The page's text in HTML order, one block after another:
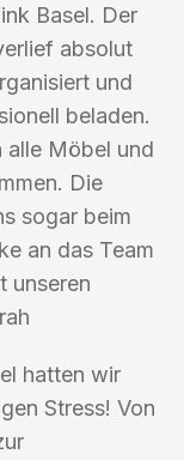
Basel. Der
absolut
und
beladen.
alle Möbel und
Die
sogar beim
an das Team
unseren
hatten wir
Stress! Von